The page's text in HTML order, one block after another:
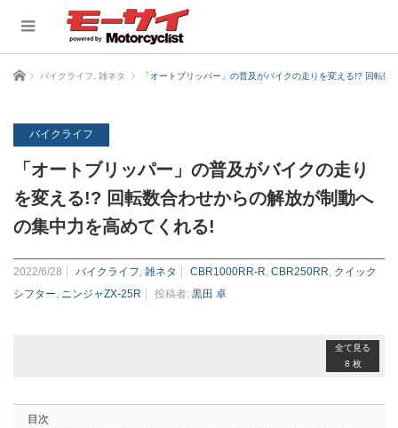
ホーム バイクライフ 雑ネタ 「オートブリッパー」の普及がバイクの走りを変える!? 回転
バイクライフ
「オートブリッパー」の普及がバイクの走り
を変える!? 回転数合わせからの解放が制動へ
の集中力を高めてくれる!
2022/6/28 バイクライフ 雑ネタ CBR1000RR-R CBR250RR クイック
シフター
ニンジャZX-25R 投稿者: 黒田 卓
全て見る
8 枚
目次